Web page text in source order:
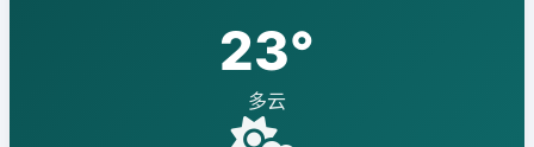
23°
多云